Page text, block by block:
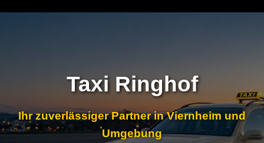
Taxi Ringhof
Ihr zuverlässiger Partner in Viernheim und
Umgebung